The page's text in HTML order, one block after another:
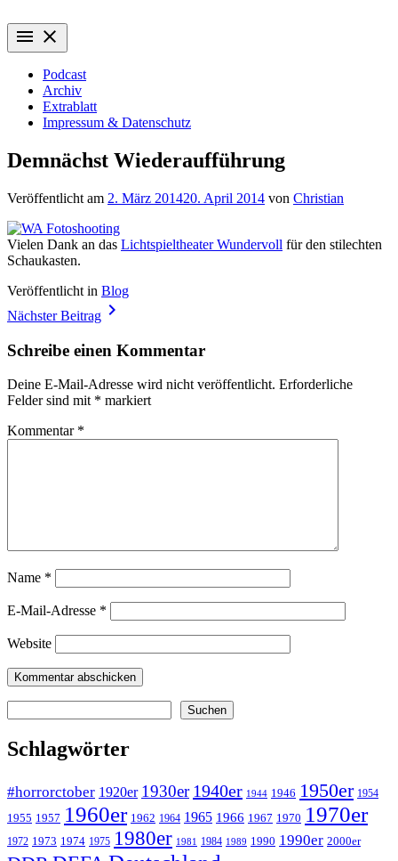
Inhalt
springen
Wiederaufführung
Alte Filme. Neu entdeckt.
menu close
Podcast
Archiv
Extrablatt
Impressum & Datenschutz
Demnächst Wiederaufführung
Veröffentlicht am 2. März 201420. April 2014 von Christian
Vielen Dank an das Lichtspieltheater Wundervoll für den stilechten
Schaukasten.
Veröffentlicht in Blog
Beitragsnavigation
Nächster Beitrag navigate_next
Schreibe einen Kommentar
Deine E-Mail-Adresse wird nicht veröffentlicht. Erforderliche
Felder sind mit * markiert
Kommentar *
Name *
E-Mail-Adresse *
Website
Suchen
Schlagwörter
#horrorctober 1920er 1930er 1940er 1944 1946 1950er 1954
1955 1957 1960er 1962 1964 1965 1966 1967 1970 1970er
1972 1973 1974 1975 1980er 1981 1984 1989 1990 1990er 2000er